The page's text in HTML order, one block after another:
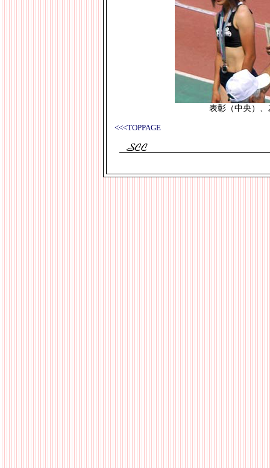
表彰（中央）
<<<TOPPAGE